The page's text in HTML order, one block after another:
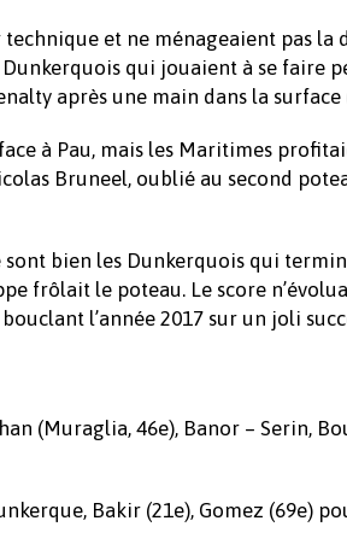
et ne ménageaient pas la
qui jouaient à se faire
après une main dans la surface
à Pau, mais les Maritimes
Bruneel, oublié au second
bien les Dunkerquois qui
frôlait le poteau. Le score
l’année 2017 sur un joli
(Muraglia, 46e), Banor – Serin,
Bakir (21e), Gomez (69e)